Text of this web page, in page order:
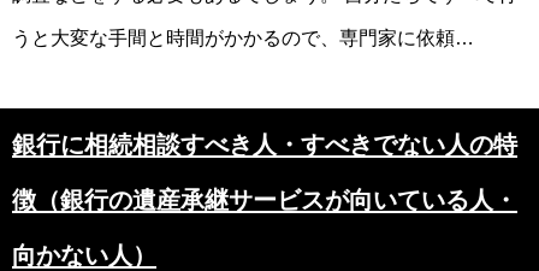
うと大変な手間と時間がかかるので、専門家に依頼…
銀行に相続相談すべき人・すべきでない人の特
徴（銀行の遺産承継サービスが向いている人・
向かない人）